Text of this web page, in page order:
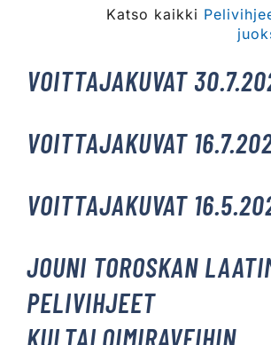
Katso kaikki
VOITTAJAKUVAT
VOITTAJAKUVAT
VOITTAJAKUVAT
JOUNI TOROSKAN
PELIVIHJEET
KULTALOIMIRAVEIHIN